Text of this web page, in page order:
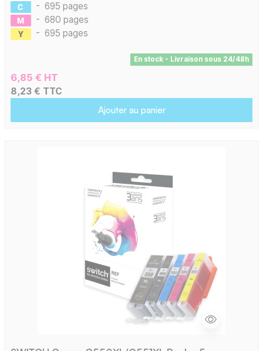
- 695 pages
- 680 pages
- 695 pages
En stock - Livraison sous 24/48h
6,85 € HT
8,23 € TTC
Ajouter au panier